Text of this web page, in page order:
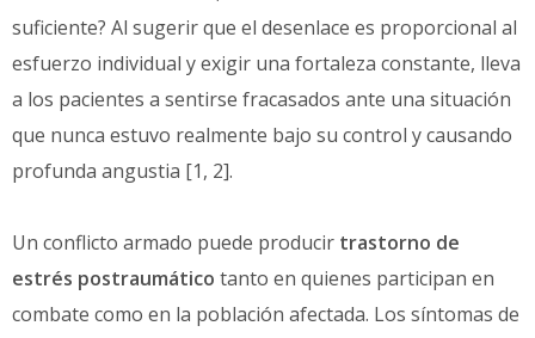
suficiente? Al sugerir que el desenlace es proporcional al
esfuerzo individual y exigir una fortaleza constante, lleva
a los pacientes a sentirse fracasados ante una situación
que nunca estuvo realmente bajo su control y causando
profunda angustia [1, 2].
Un conflicto armado puede producir trastorno de
estrés postraumático tanto en quienes participan en
combate como en la población afectada. Los síntomas de